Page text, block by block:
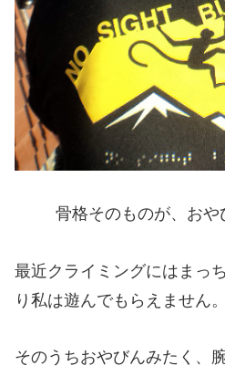
骨格そのものが、おや
最近クライミングにはまっ
り私は遊んでもらえません。
そのうちおやびんみたく、